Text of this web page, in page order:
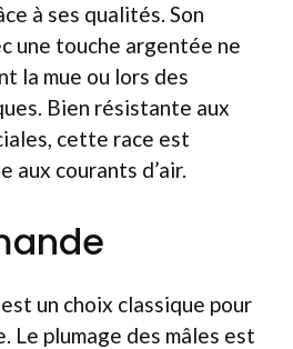
à ses qualités. Son
une touche argentée ne
la mue ou lors des
Bien résistante aux
cette race est
aux courants d’air.
un choix classique pour
Le plumage des mâles est